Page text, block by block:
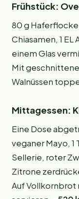
Frühstück:
80 g
Chiasamen, 1 EL
einem Glas
Mit
Walnüssen
Mittagessen:
Eine Dose
veganer Mayo,
Sellerie, roter
Zitrone
Auf Vollkornbrot